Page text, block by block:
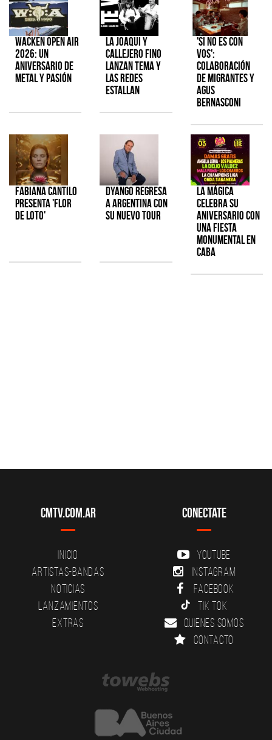
Wacken Open Air
2026: Un
aniversario de
metal y pasión
La Joaqui y
Callejero Fino
lanzan tema y
las redes
estallan
'Si No Es Con
Vos':
colaboración
de Migrantes y
Agus
Bernasconi
Fabiana Cantilo
presenta 'Flor
de Loto'
Dyango regresa
a Argentina con
su nuevo tour
La Mágica
celebra su
aniversario con
una fiesta
monumental en
CABA
CMTV.com.ar
Inicio
Artistas-Bandas
Noticias
Lanzamientos
Extras
Conectate
YouTube
Instagram
Facebook
Tik Tok
Quienes somos
Contacto